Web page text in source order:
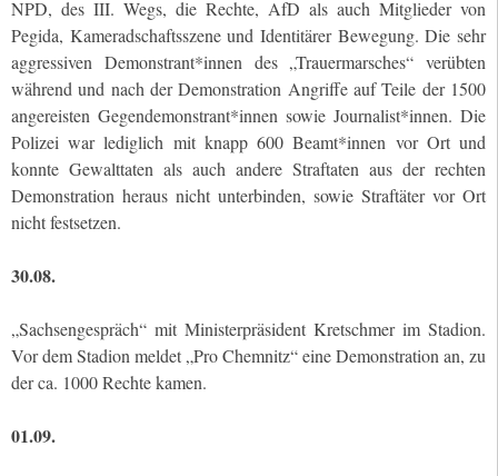
NPD, des III. Wegs, die Rechte, AfD als auch Mitglieder von
Pegida, Kameradschaftsszene und Identitärer Bewegung. Die sehr
aggressiven Demonstrant*innen des „Trauermarsches“ verübten
während und nach der Demonstration Angriffe auf Teile der 1500
angereisten Gegendemonstrant*innen sowie Journalist*innen. Die
Polizei war lediglich mit knapp 600 Beamt*innen vor Ort und
konnte Gewalttaten als auch andere Straftaten aus der rechten
Demonstration heraus nicht unterbinden, sowie Straftäter vor Ort
nicht festsetzen.
30.08.
„Sachsengespräch“ mit Ministerpräsident Kretschmer im Stadion.
Vor dem Stadion meldet „Pro Chemnitz“ eine Demonstration an, zu
der ca. 1000 Rechte kamen.
01.09.